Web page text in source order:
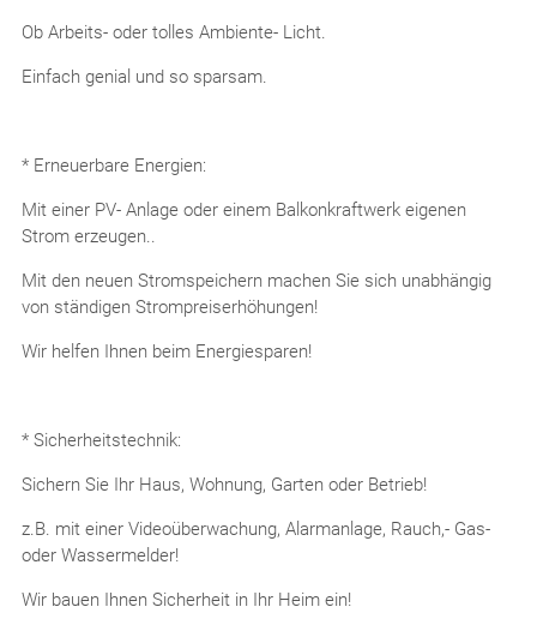
Ob Arbeits- oder tolles Ambiente- Licht.
Einfach genial und so sparsam.
* Erneuerbare Energien:
Mit einer PV- Anlage oder einem Balkonkraftwerk eigenen
Strom erzeugen..
Mit den neuen Stromspeichern machen Sie sich unabhängig
von ständigen Strompreiserhöhungen!
Wir helfen Ihnen beim Energiesparen!
* Sicherheitstechnik:
Sichern Sie Ihr Haus, Wohnung, Garten oder Betrieb!
z.B. mit einer Videoüberwachung, Alarmanlage, Rauch,- Gas-
oder Wassermelder!
Wir bauen Ihnen Sicherheit in Ihr Heim ein!